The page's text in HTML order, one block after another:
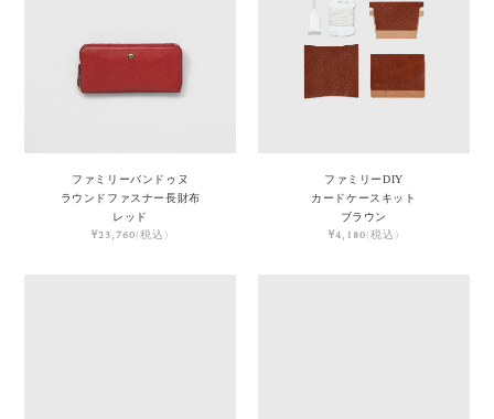
ファミリーバンドゥヌ
ラウンドファスナー長財布
レッド
¥23,760(税込)
ファミリーDIY
カードケースキット
ブラウン
¥4,180(税込)